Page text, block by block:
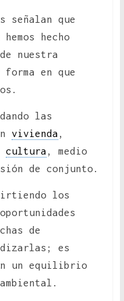
señalan que
hecho
nuestra
en que
las
vivienda ,
cultura , medio
de conjunto.
los
de
es
un equilibrio